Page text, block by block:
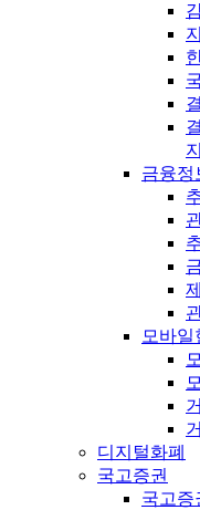
금융정
모바
디지털화폐
국고증권
국고증